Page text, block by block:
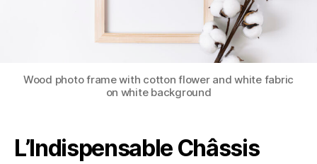
Wood photo frame with cotton flower and white fabric
on white background
L’Indispensable Châssis